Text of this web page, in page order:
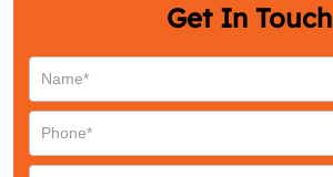
Get In Touch